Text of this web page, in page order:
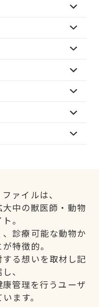
ァイルは、
中の獣医師・動物
。
診療可能な動物か
特徴的。
る想いを取材し記
、
管理を行うユーザ
ます。